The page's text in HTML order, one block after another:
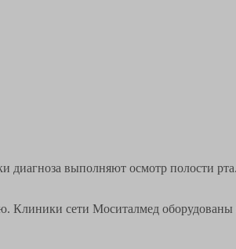
диагноза выполняют осмотр полости
Клиники сети Моситалмед оборудованы